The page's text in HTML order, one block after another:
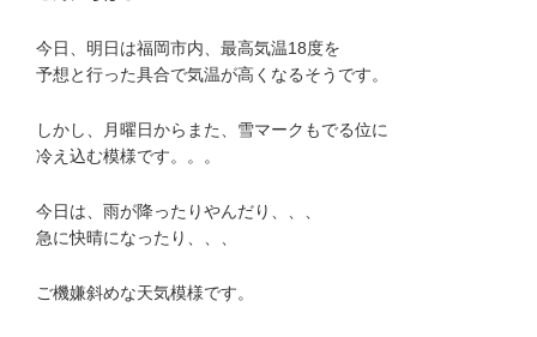
今日、明日は福岡市内、最高気温18度を
予想と行った具合で気温が高くなるそうです。
しかし、月曜日からまた、雪マークもでる位に
冷え込む模様です。。。
今日は、雨が降ったりやんだり、、、
急に快晴になったり、、、
ご機嫌斜めな天気模様です。